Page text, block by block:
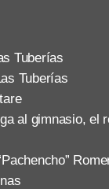
Tuberías
Tuberías
al gimnasio, el